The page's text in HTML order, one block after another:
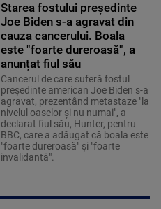
Starea fostului președinte
Joe Biden s-a agravat din
cauza cancerului. Boala
este "foarte dureroasă", a
anunțat fiul său
Cancerul de care suferă fostul
preşedinte american Joe Biden s-a
agravat, prezentând metastaze "la
nivelul oaselor şi nu numai", a
declarat fiul său, Hunter, pentru
BBC, care a adăugat că boala este
"foarte dureroasă" şi "foarte
invalidantă".